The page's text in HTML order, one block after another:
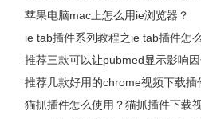
苹果电脑mac上怎么用ie浏览器？
ie tab插件系列教程之ie tab插件怎
推荐三款可以让pubmed显示影响因
推荐几款好用的chrome视频下载插
猫抓插件怎么使用？猫抓插件下载